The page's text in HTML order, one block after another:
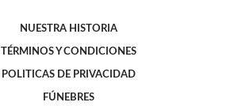
NUESTRA HISTORIA
TÉRMINOS Y CONDICIONES
POLITICAS DE PRIVACIDAD
FÚNEBRES